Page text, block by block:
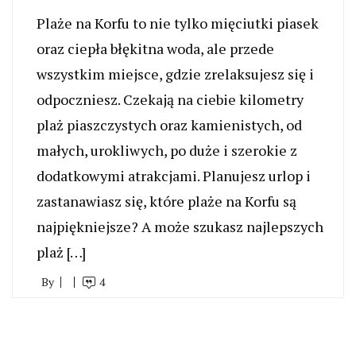
Plaże na Korfu to nie tylko mięciutki piasek
oraz ciepła błękitna woda, ale przede
wszystkim miejsce, gdzie zrelaksujesz się i
odpoczniesz. Czekają na ciebie kilometry
plaż piaszczystych oraz kamienistych, od
małych, urokliwych, po duże i szerokie z
dodatkowymi atrakcjami. Planujesz urlop i
zastanawiasz się, które plaże na Korfu są
najpiękniejsze? A może szukasz najlepszych
plaż […]
By 4